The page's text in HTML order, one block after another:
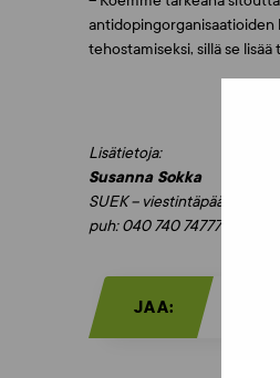
antidopingorganisaatioiden
tehostamiseksi, sillä se
Lisätietoja:
Susanna Sokka
SUEK – viestintäpäällikkö
puh: 040 740 74777
JAA: